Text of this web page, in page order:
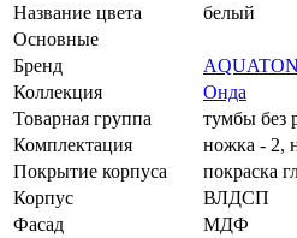
Название цвета
белый
Основные
Бренд
AQUATON
Коллекция
Онда
Товарная группа
тумбы без
Комплектация
ножка - 2,
Покрытие корпуса
покраска
Корпус
ВЛДСП
Фасад
МДФ